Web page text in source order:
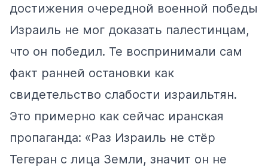
достижения очередной военной победы
Израиль не мог доказать палестинцам,
что он победил. Те воспринимали сам
факт ранней остановки как
свидетельство слабости израильтян.
Это примерно как сейчас иранская
пропаганда: «Раз Израиль не стёр
Тегеран с лица Земли, значит он не